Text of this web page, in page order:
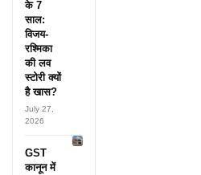
के 7
साल:
विजय-
रश्मिका
की लव
स्टोरी क्यों
है खास?
July 27,
2026
GST
कानून में